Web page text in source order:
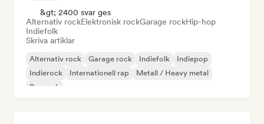
&gt; 2400 svar ges
Alternativ rockElektronisk rockGarage rockHip-hop
Indiefolk
Skriva artiklar
Alternativ rock Garage rock Indiefolk
Indiepop
Indierock
Internationell rap
Metall / Heavy metal
Poprock